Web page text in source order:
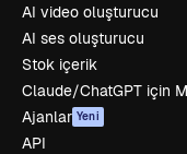
AI video oluşturucu
AI ses oluşturucu
Stok içerik
Claude/ChatGPT için
Ajanlar Yeni
API